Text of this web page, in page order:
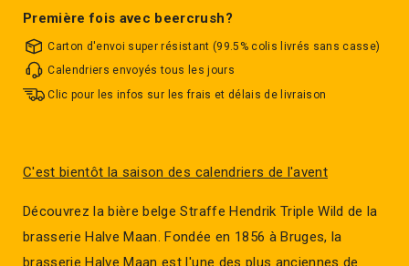
Première fois avec beercrush?
Carton d'envoi super résistant (99.5% colis livrés sans casse)
Calendriers envoyés tous les jours
Clic pour les infos sur les frais et délais de livraison
C'est bientôt la saison des calendriers de l'avent
Découvrez la bière belge Straffe Hendrik Triple Wild de la
brasserie Halve Maan. Fondée en 1856 à Bruges, la
brasserie Halve Maan est l'une des plus anciennes de